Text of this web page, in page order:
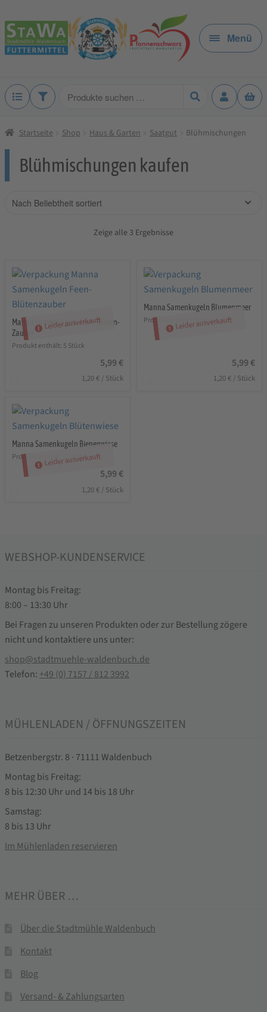
Zur
Navigation
springen
Zum
Inhalt
springen
Menü
Produkte
Startseite Shop Haus & Garten Saatgut Blühmischungen
Blühmischungen kaufen
Zeige alle 3 Ergebnisse
Leider ausverkauft
Manna Samenkugeln Feen-Blüten-
Zauber
Produkt enthält: 5 Stück
5,99 €
1,20 € / Stück
Leider ausverkauft
Manna Samenkugeln Blumenmeer
Produkt enthält: 5Stück
5,99 €
1,20 €/ Stück
Leider ausverkauft
Manna Samenkugeln Bienenwiese
Produkt enthält: 5Stück
5,99 €
1,20 € / Stück
WEBSHOP-KUNDENSERVICE
Montag bis Freitag:
8:00 – 13:30 Uhr
Bei Fragen zu unseren Produkten oder zur Bestellung zögere
nicht und kontaktiere uns unter:
shop@stadtmuehle-waldenbuch.de
Telefon: +49 (0) 7157 / 812 3992
MÜHLENLADEN / ÖFFNUNGSZEITEN
Betzenbergstr. 8 · 71111 Waldenbuch
Montag bis Freitag:
8 bis 12:30 Uhr und 14 bis 18 Uhr
Samstag:
8 bis 13 Uhr
Im Mühlenladen reservieren
MEHR ÜBER …
Über die Stadtmühle Waldenbuch
Kontakt
Blog
Versand- & Zahlungsarten